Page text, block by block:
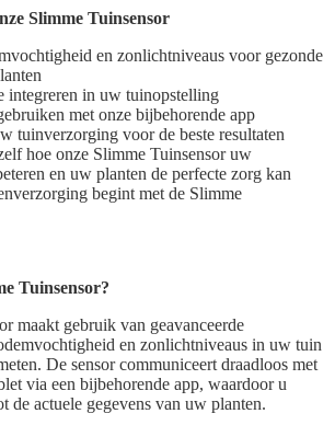
Slimme Tuinsensor
en zonlichtniveaus voor gezonde
integreren in uw tuinopstelling
met onze bijbehorende app
tuinverzorging voor de beste resultaten
hoe onze Slimme Tuinsensor uw
en uw planten de perfecte zorg kan
begint met de Slimme
Tuinsensor?
maakt gebruik van geavanceerde
en zonlichtniveaus in uw tuin
De sensor communiceert draadloos met
via een bijbehorende app, waardoor u
de actuele gegevens van uw planten.